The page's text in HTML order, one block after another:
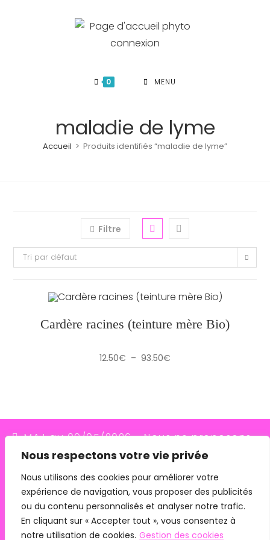
Nous respectons votre vie privée
Nous utilisons des cookies pour améliorer votre
expérience de navigation, vous proposer des publicités
ou du contenu personnalisés et analyser notre trafic.
En cliquant sur « Accepter tout », vous consentez à
notre utilisation de cookies. Gestion des cookies
MAJ au 09/05/2026 - Nous ne proposons
plus le transporteur Relais Colis (placés en
redressement judiciaire le 10/03/26, ils
n'assurent plus les livraisons depuis le
07/05/26). Pour les commandes avec
remise en main propre, merci de me
0 MENU
maladie de lyme
Accueil > Produits identifiés “maladie de lyme”
Filtre
Tri par défaut
Cardère racines (teinture mère Bio)
12.50€ – 93.50€